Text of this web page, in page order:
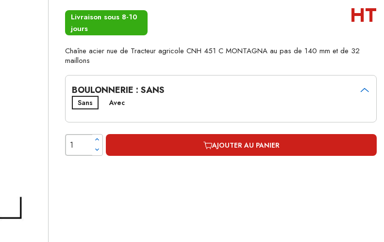
Livraison sous 8-10
jours
HT
Chaîne acier nue de Tracteur agricole CNH 451 C MONTAGNA au pas de 140 mm et de 32
maillons
BOULONNERIE : SANS
Sans Avec
AJOUTER AU PANIER